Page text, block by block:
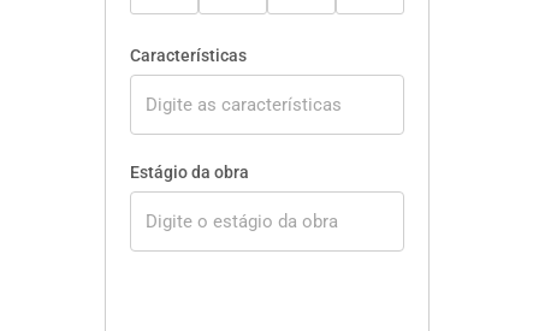
Características
Estágio da obra